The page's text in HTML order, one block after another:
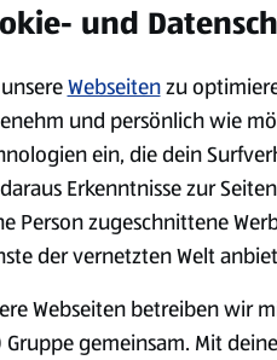
italienische
einerwürzigen
zwischen Lasagneplatten
vorbereitet. Dazu
eine cremige Basis zu
Rühren dafür sorgt, dass
wird in die Sauce gestreut
und
Webseitenzu
und persönlich wie
ein, die dein
Erkenntnisse zur
Person zugeschnittene
der vernetzten Welt
Webseiten betreiben wir
Gruppe gemeinsam. Mit